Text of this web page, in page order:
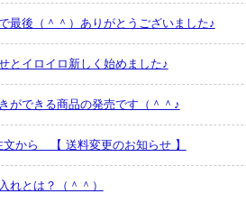
最後（＾＾）ありがとうございました♪
とイロイロ新しく始めました♪
ができる商品の発売です（＾＾♪
文から 【 送料変更のお知らせ 】
れとは？（＾＾）